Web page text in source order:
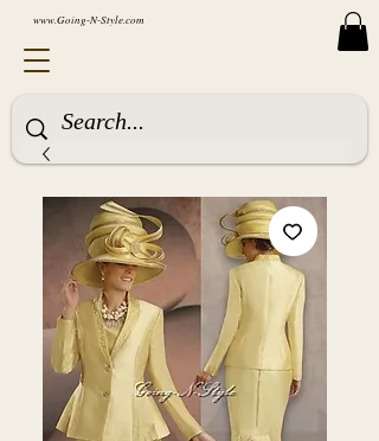
www.Going-N-Style.com